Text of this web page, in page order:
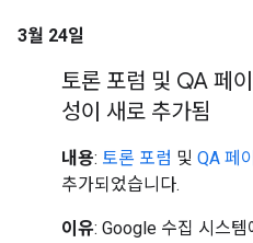
3월 24일
토론 포럼 및 QA 페
성이 새로 추가됨
내용: 토론 포럼 및 QA 페
추가되었습니다.
이유: Google 수집 시스